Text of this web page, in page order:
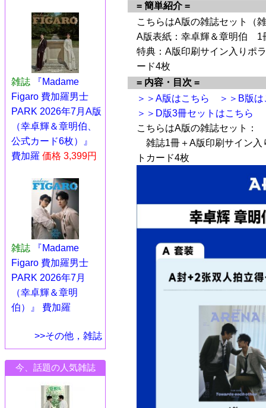
雑誌
『Madame
Figaro 費加羅男士
PARK 2026年7月A版
（幸卓輝＆章明伯、
公式カード6枚）』
費加羅 価格 3,399円
雑誌
『Madame
Figaro 費加羅男士
PARK 2026年7月
（幸卓輝＆章明
伯）』 費加羅
>>その他，雑誌
今、話題の人気雑誌
= 簡単紹介 =
こちらはA版の雑誌セット（
A版表紙：幸卓輝＆章明伯 1
特典：A版印刷サイン入りポ
ード4枚
= 内容・目次 =
＞＞A版はこちら
＞＞B版
＞＞D版3冊セットはこちら
こちらはA版の雑誌セット：
雑誌1冊＋A版印刷サイン入
トカード4枚